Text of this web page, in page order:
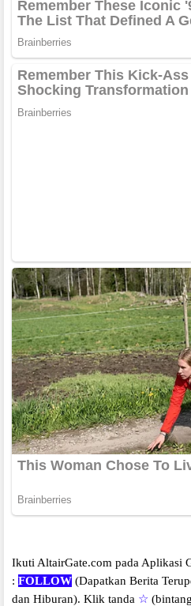
Ikuti AltairGate.com pada Aplikasi
: FOLLOW (Dapatkan Berita
dan Hiburan). Klik tanda ☆